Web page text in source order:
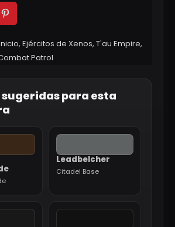
, Ejércitos de Xenos, T'au Empire,
Patrol
para esta
Leadbelcher
Citadel Base